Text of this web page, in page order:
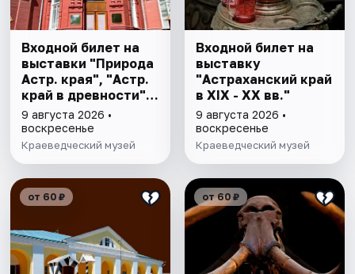
Входной билет на
выставки "Природа
Астр. края", "Астр.
край в древности",
"Заселение Астр.
края"
9 августа 2026 •
воскресенье
Краеведческий музей
Входной билет на
выставку
"Астраханский край
в XIX - XX вв."
9 августа 2026 •
воскресенье
Краеведческий музей
от 60 ₽ от 60 ₽